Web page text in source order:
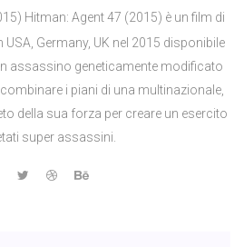
Hitman: Agent 47 (2015) è un film di
Germany, UK nel 2015 disponibile
assassino geneticamente modificato
i piani di una multinazionale,
della sua forza per creare un esercito
super assassini.